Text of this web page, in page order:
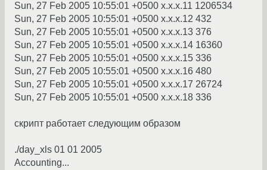
Sun, 27 Feb 2005 10:55:01 +0500 x.x.x.11 1206534
Sun, 27 Feb 2005 10:55:01 +0500 x.x.x.12 432
Sun, 27 Feb 2005 10:55:01 +0500 x.x.x.13 376
Sun, 27 Feb 2005 10:55:01 +0500 x.x.x.14 16360
Sun, 27 Feb 2005 10:55:01 +0500 x.x.x.15 336
Sun, 27 Feb 2005 10:55:01 +0500 x.x.x.16 480
Sun, 27 Feb 2005 10:55:01 +0500 x.x.x.17 26724
Sun, 27 Feb 2005 10:55:01 +0500 x.x.x.18 336
скрипт работает следующим образом
./day_xls 01 01 2005
Accounting...